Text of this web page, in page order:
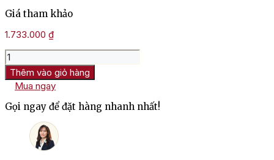
Giá tham khảo
1.733.000 ₫
Rượu
Vang
Napa
Valley
99
Merlot
Thêm vào giỏ hàng
Mua ngay
Gọi ngay để đặt hàng nhanh nhất!